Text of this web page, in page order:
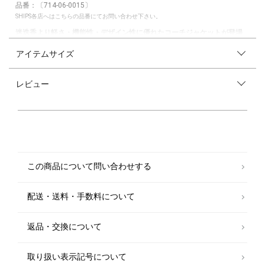
品番：〔714-06-0015〕
SHIPS各店へはこちらの品番にてお問い合わせ下さい。
【素材特性】
雨や風をしっかりと防ぎながら、軽やかな着心地を実現しています。
シンプルながらも細部までこだわりが感じられる、洗練された印象のコー
背面には、迷迭香の定番パンツにも採用されているダブルポケット仕様を
搭載。
ターに仕上がっています。
春秋のアウターとしてはもちろん、アウトドアシーンでも頼れる一着で
アイテムサイズ
レビュー
この商品について問い合わせする
配送・送料・手数料について
返品・交換について
取り扱い表示記号について